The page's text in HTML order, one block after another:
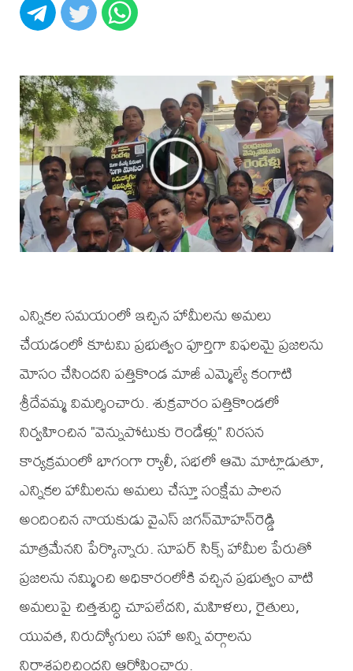
ఎన్నికల సమయంలో ఇచ్చిన హామీలను అమలు
చేయడంలో కూటమి ప్రభుత్వం పూర్తిగా విఫలమై ప్రజలను
మోసం చేసిందని పత్తికొండ మాజీ ఎమ్మెల్యే కంగాటి
శ్రీదేవమ్మ విమర్శించారు. శుక్రవారం పత్తికొండలో
నిర్వహించిన "వెన్నుపోటుకు రెండేళ్లు" నిరసన
కార్యక్రమంలో భాగంగా ర్యాలీ, సభలో ఆమె మాట్లాడుతూ,
ఎన్నికల హామీలను అమలు చేస్తూ సంక్షేమ పాలన
అందించిన నాయకుడు వైఎస్ జగన్‌మోహన్‌రెడ్డి
మాత్రమేనని పేర్కొన్నారు. సూపర్ సిక్స్ హామీల పేరుతో
ప్రజలను నమ్మించి అధికారంలోకి వచ్చిన ప్రభుత్వం వాటి
అమలుపై చిత్తశుద్ధి చూపలేదని, మహిళలు, రైతులు,
యువత, నిరుద్యోగులు సహా అన్ని వర్గాలను
నిరాశపరిచిందని ఆరోపించారు.